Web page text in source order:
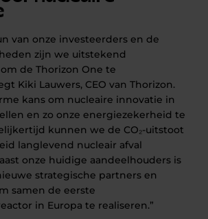
van onze investeerders en de
zijn we uitstekend
de Thorizon One te
Kiki Lauwers, CEO van Thorizon.
kans om nucleaire innovatie in
en zo onze energiezekerheid te
kunnen we de CO₂-uitstoot
langlevend nucleair afval
onze huidige aandeelhouders is
strategische partners en
samen de eerste
in Europa te realiseren.”